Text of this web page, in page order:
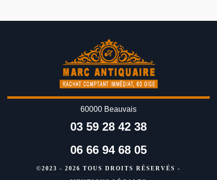
60000 Beauvais
03 59 28 42 38
06 66 94 68 05
©2023 - 2026 TOUS DROITS RÉSERVÉS -